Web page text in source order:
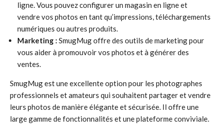
ligne. Vous pouvez configurer un magasin en ligne et
vendre vos photos en tant qu’impressions, téléchargements
numériques ou autres produits.
Marketing : SmugMug offre des outils de marketing pour
vous aider à promouvoir vos photos et à générer des
ventes.
SmugMug est une excellente option pour les photographes
professionnels et amateurs qui souhaitent partager et vendre
leurs photos de manière élégante et sécurisée. Il offre une
large gamme de fonctionnalités et une plateforme conviviale.